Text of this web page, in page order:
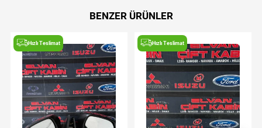
BENZER ÜRÜNLER
Hızlı Teslimat Hızlı Teslimat